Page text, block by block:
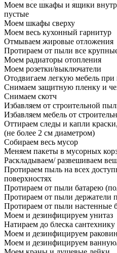
Моем все шкафы и ящики
пустые
Моем шкафы сверху
Моем весь кухонный гарнитур
Отмываем жировые отложения
Протираем от пыли все
Моем радиаторы отопления
Моем розетки/выключатели
Отодвигаем легкую мебель при
Снимаем защитную пленку и
Снимаем скотч
Избавляем от строительной
Избавляем мебель от
Оттираем следы и капли
(не более 2 см диаметром)
Собираем весь мусор
Меняем пакеты в мусорных
Раскладываем/ развешиваем
Протираем пыль на всех
поверхностях
Протираем от пыли батарею
Протираем от пыли держатели
Протираем от пыли настенные
Моем и дезинфицируем унитаз
Натираем до блеска сантехнику
Моем и дезинфицируем
Моем и дезинфицируем